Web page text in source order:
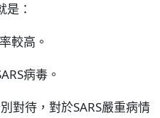
：
較高。
病毒。
對待，對於SARS嚴重病情